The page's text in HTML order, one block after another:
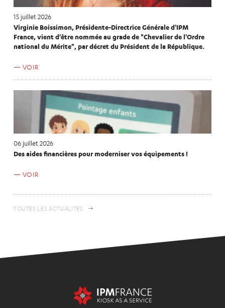
15 juillet 2026
Virginie Boissimon, Présidente-Directrice Générale d'IPM
France, vient d'être nommée au grade de "Chevalier de l'Ordre
national du Mérite", par décret du Président de la République.
VOIR
06 juillet 2026
Des aides financières pour moderniser vos équipements !
VOIR
TOUTES LES ACTUALITÉS